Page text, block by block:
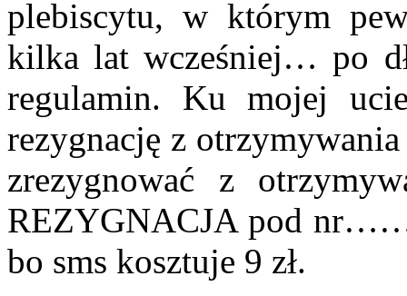
plebiscytu, w którym
kilka lat wcześniej… po
regulamin. Ku mojej
rezygnację z
zrezygnować z
REZYGNACJA pod
bo sms kosztuje 9 zł.